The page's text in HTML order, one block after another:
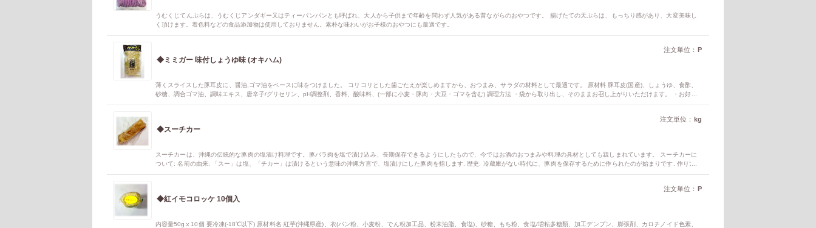
うむくじてんぷらは、うむくじアンダギー又はティーパンパンとも呼ばれ、大人から子供まで年齢を問わず人気がある昔ながらのおやつです。 揚げたての天ぷらは、もっちり感があり、大変美味し
く頂けます。着色料などの食品添加物は使用しておりません。素朴な味わいがお子様のおやつにも最適です。
◆ミミガー 味付しょうゆ味 (オキハム)
注文単位： P
薄くスライスした豚耳皮に、醤油,ゴマ油をベースに味をつけました。 コリコリとした歯ごたえが楽しめますから、おつまみ、サラダの材料として最適です。 原材料 豚耳皮(国産)、しょうゆ、食酢、
砂糖、調合ゴマ油、調味エキス、唐辛子/グリセリン、pH調整剤、香料、酸味料、(一部に小麦・豚肉・大豆・ゴマを含む) 調理方法 ・袋から取り出し、そのままお召し上がりいただけます。 ・お好み
◆スーチカー
注文単位： kg
スーチカーは、沖縄の伝統的な豚肉の塩漬け料理です。豚バラ肉を塩で漬け込み、長期保存できるようにしたもので、今ではお酒のおつまみや料理の具材としても親しまれています。 スーチカーに
ついて: 名前の由来: 「スー」は塩、「チカー」は漬けるという意味の沖縄方言で、塩漬けにした豚肉を指します. 歴史: 冷蔵庫がない時代に、豚肉を保存するために作られたのが始まりです. 作り方:
の塩気とレモンの酸味が合います. 韓国風のタレをつけたり、チミチュリソースをかけたりしても美味しいです. 野菜炒めやパスタの具材として使うと、風味が増して美味しくなります. そんなスーチ
カーを冷凍でお届け
◆紅イモコロッケ 10個入
注文単位： P
内容量50gⅹ10個 要冷凍(-18℃以下) 原材料名 紅芋(沖縄県産)、衣(パン粉、小麦粉、でん粉加工品、粉末油脂、食塩)、砂糖、もち粉、食塩/増粘多糖類、加工デンプン、膨張剤、カロチノイド色素、